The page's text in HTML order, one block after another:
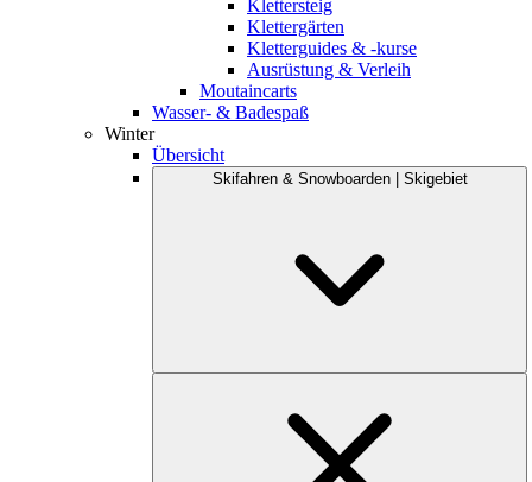
Klettersteig
Klettergärten
Kletterguides & -kurse
Ausrüstung & Verleih
Moutaincarts
Wasser- & Badespaß
Winter
Übersicht
Skifahren & Snowboarden | Skigebiet